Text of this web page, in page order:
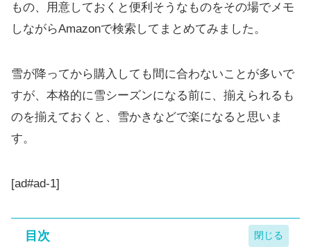
もの、用意しておくと便利そうなものをその場でメモ
しながらAmazonで検索してまとめてみました。
雪が降ってから購入しても間に合わないことが多いで
すが、本格的に雪シーズンになる前に、揃えられるも
のを揃えておくと、雪かきなどで楽になると思いま
す。
[ad#ad-1]
目次